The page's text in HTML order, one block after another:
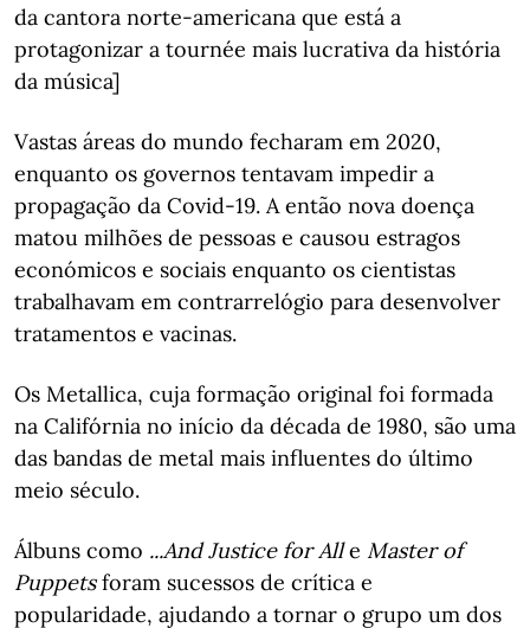
da cantora norte-americana que está a
protagonizar a tournée mais lucrativa da história
da música]
Vastas áreas do mundo fecharam em 2020,
enquanto os governos tentavam impedir a
propagação da Covid-19. A então nova doença
matou milhões de pessoas e causou estragos
económicos e sociais enquanto os cientistas
trabalhavam em contrarrelógio para desenvolver
tratamentos e vacinas.
Os Metallica, cuja formação original foi formada
na Califórnia no início da década de 1980, são uma
das bandas de metal mais influentes do último
meio século.
Álbuns como ...And Justice for Alle Master of
Puppetsforam sucessos de crítica e
popularidade, ajudando a tornar o grupo um dos